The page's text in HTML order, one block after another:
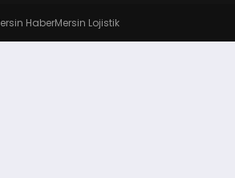
HaberMersin Lojistik